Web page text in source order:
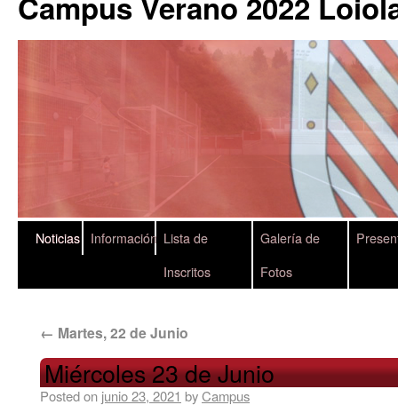
Noticias Información Lista de
Inscritos
Galería de
Fotos
← Martes, 22 de Junio
Miércoles 23 de Junio
Posted on junio 23, 2021 byCampus